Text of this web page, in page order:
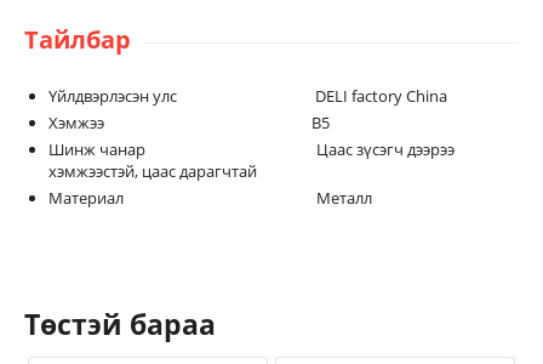
Тайлбар
Үйлдвэрлэсэн улс DELI factory China
Хэмжээ B5
Шинж чанар Цаас зүсэгч дээрээ
хэмжээстэй, цаас дарагчтай
Материал Металл
Төстэй бараа